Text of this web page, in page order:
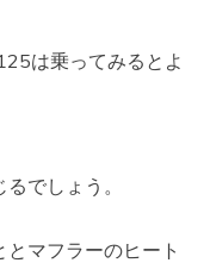
は乗ってみるとよ
でしょう。
マフラーのヒート